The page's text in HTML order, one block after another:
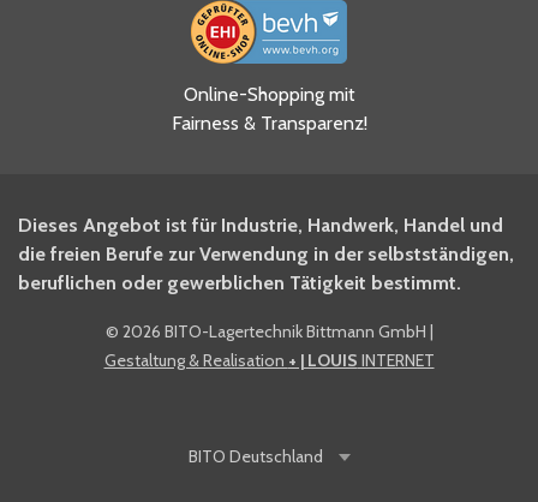
Ja, ich habe die
Datenschutzhinweise gelesen
und akzeptiere diese.
BITO Newsletter Fachwissen
Intralogistiker anmelden.
Ja, ich möchte mich für den
BITO Shop-Newsletter
Online-Shopping mit
Fairness & Transparenz!
Dieses Angebot ist für Industrie, Handwerk, Handel und
die freien Berufe zur Verwendung in der selbstständigen,
beruflichen oder gewerblichen Tätigkeit bestimmt.
© 2026 BITO-Lagertechnik Bittmann GmbH |
Gestaltung & Realisation + | LOUIS INTERNET
BITO Deutschland